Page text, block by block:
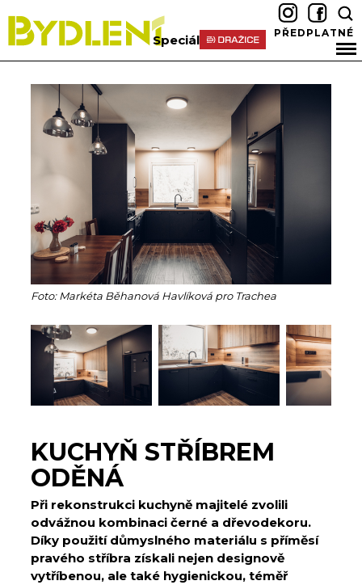
Speciál PŘEDPLATNÉ
Foto: Markéta Běhanová Havlíková pro Trachea
KUCHYŇ STŘÍBREM
ODĚNÁ
Při rekonstrukci kuchyně majitelé zvolili
odvážnou kombinaci černé a dřevodekoru.
Díky použití důmyslného materiálu s příměsí
pravého stříbra získali nejen designově
vytříbenou, ale také hygienickou, téměř